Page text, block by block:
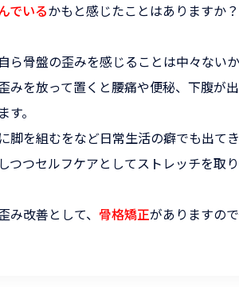
でいるかもと感じたことはありますか？
ら骨盤の歪みを感じることは中々ないか
みを放って置くと腰痛や便秘、下腹が
。
脚を組むをなど日常生活の癖でも出て
つつセルフケアとしてストレッチを取
み改善として、 骨格矯正がありますの